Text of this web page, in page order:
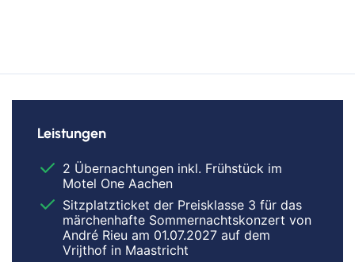
Leistungen
2 Übernachtungen inkl. Frühstück im
Motel One Aachen
Sitzplatzticket der Preisklasse 3 für das
märchenhafte Sommernachtskonzert von
André Rieu am 01.07.2027 auf dem
Vrijthof in Maastricht